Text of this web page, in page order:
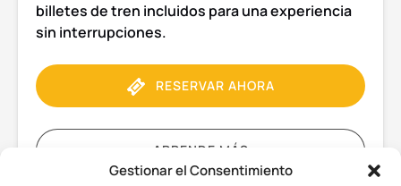
Gestionar el Consentimiento
billetes de tren incluidos para una experiencia
sin interrupciones.
RESERVAR AHORA
APRENDE MÁS